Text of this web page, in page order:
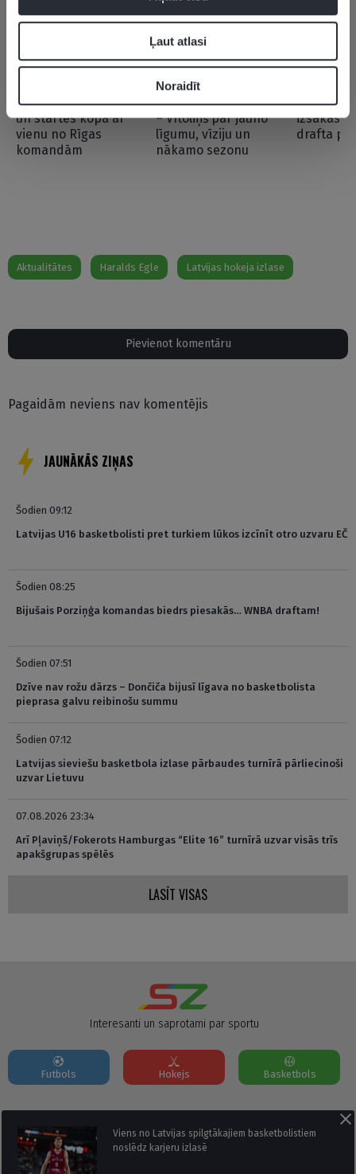
Ļaut atlasi
Noraidīt
“Optibet” hokeja līgā
un startēs kopā ar
vienu no Rīgas
komandām
“Tas ir jāprasa
pašiem spēlētājiem…”
– Vītoliņš par jauno
līgumu, vīziju un
nākamo sezonu
izsakās
drafta
Aktualitātes Haralds Egle Latvijas hokeja izlase
Pievienot komentāru
Pagaidām neviens nav komentējis
JAUNĀKĀS ZIŅAS
Šodien 09:12
Latvijas U16 basketbolisti pret turkiem lūkos izcīnīt otro uzvaru EČ
Šodien 08:25
Bijušais Porziņģa komandas biedrs piesakās… WNBA draftam!
Šodien 07:51
Dzīve nav rožu dārzs – Dončiča bijusī līgava no basketbolista
pieprasa galvu reibinošu summu
Šodien 07:12
Latvijas sieviešu basketbola izlase pārbaudes turnīrā pārliecinoši
uzvar Lietuvu
07.08.2026 23:34
Arī Pļaviņš/Fokerots Hamburgas “Elite 16” turnīrā uzvar visās trīs
apakšgrupas spēlēs
LASĪT VISAS
Viens no Latvijas spilgtākajiem basketbolistiem
noslēdz karjeru izlasē
Interesanti un saprotami par sportu
Futbols Hokejs Basketbols
Par mums Reklāmas Parametri Kontakti
Seko mums: